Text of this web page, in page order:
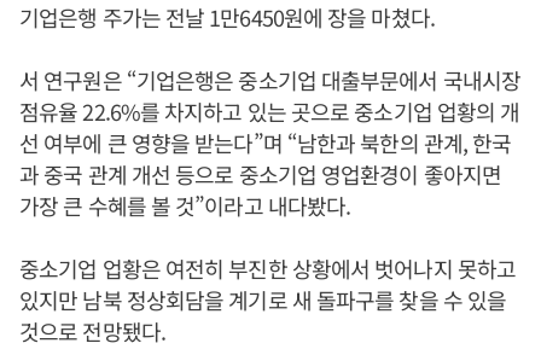
기업은행 주가는 전날 1만6450원에 장을 마쳤다.
서 연구원은 “기업은행은 중소기업 대출부문에서 국내시장
점유율 22.6%를 차지하고 있는 곳으로 중소기업 업황의 개
선 여부에 큰 영향을 받는다”며 “남한과 북한의 관계, 한국
과 중국 관계 개선 등으로 중소기업 영업환경이 좋아지면
가장 큰 수혜를 볼 것”이라고 내다봤다.
중소기업 업황은 여전히 부진한 상황에서 벗어나지 못하고
있지만 남북 정상회담을 계기로 새 돌파구를 찾을 수 있을
것으로 전망됐다.